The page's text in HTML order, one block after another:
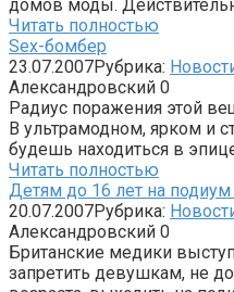
домов моды.
Читать полностью
Sex-бомбер
23.07.2007Рубрика:
Александровский 0
Радиус поражения этой
В ультрамодном, ярком и
будешь находиться в
Читать полностью
Детям до 16 лет на подиум
20.07.2007Рубрика:
Александровский 0
Британские медики
запретить девушкам, не